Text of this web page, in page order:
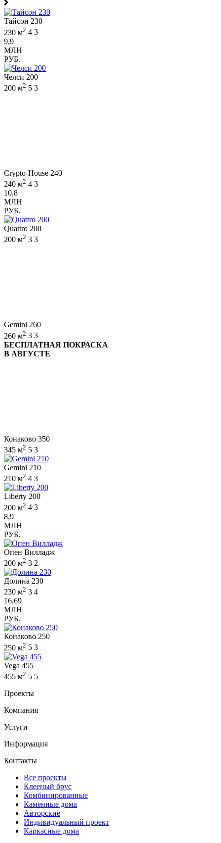
Тайсон 230
230 м2 4 3
9,9
МЛН
РУБ.
Челси 200
200 м2 5 3
Crypto-House 240
240 м2 4 3
10,8
МЛН
РУБ.
Quattro 200
200 м2 3 3
Gemini 260
260 м2 3 3
БЕСПЛАТНАЯ ПОКРАСКА
В АВГУСТЕ
Конаково 350
345 м2 5 3
Gemini 210
210 м2 4 3
Liberty 200
200 м2 4 3
8,9
МЛН
РУБ.
Опен Вилладж
200 м2 3 2
Долина 230
230 м2 3 4
16,69
МЛН
РУБ.
Конаково 250
250 м2 5 3
Vega 455
455 м2 5 5
Проекты
Компания
Услуги
Информация
Контакты
Все проекты
Клееный брус
Комбинированные
Каменные дома
Авторские
Индивидуальный проект
Каркасные дома